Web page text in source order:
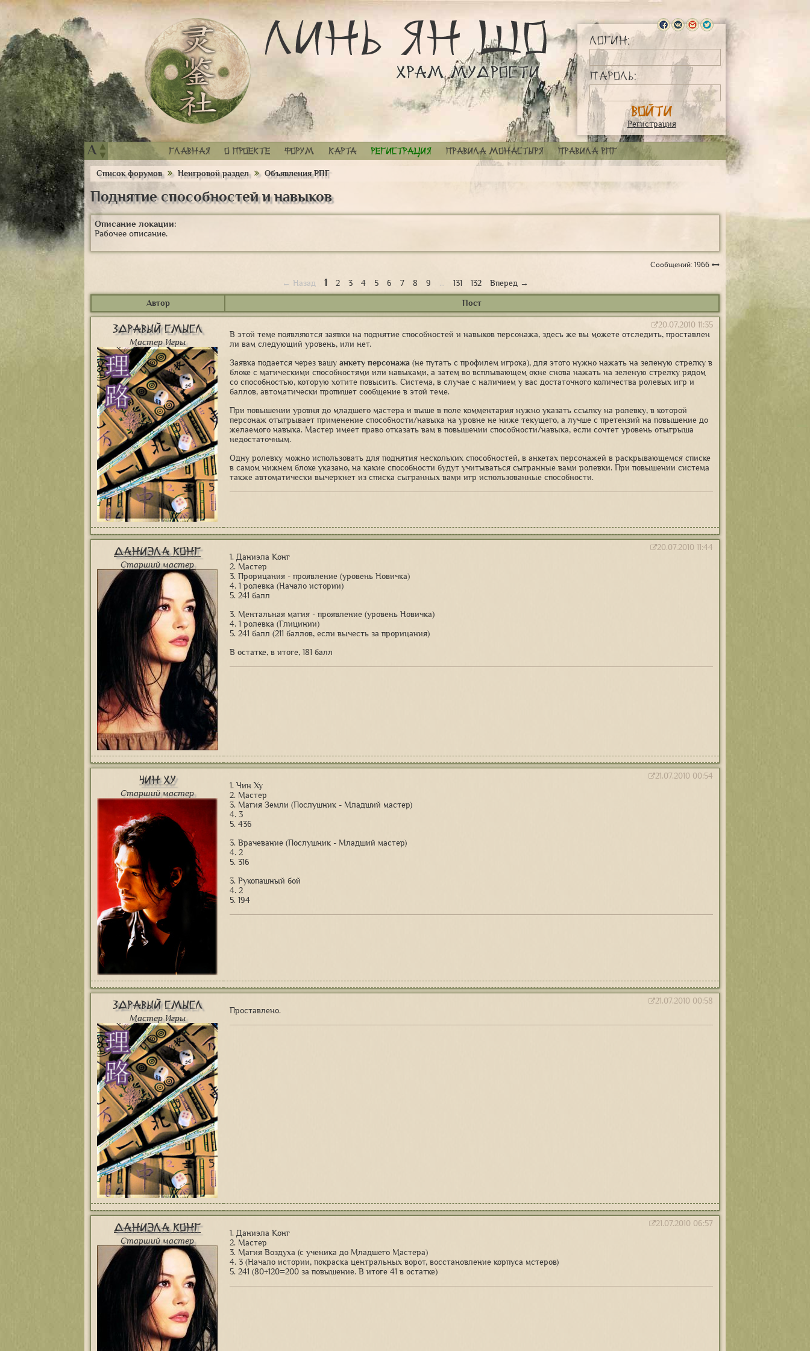
Логин:
Пароль:
Регистрация
A ▲
▼ Главная О проекте Форум Карта Регистрация Правила монастыря Правила РПГ
Список форумов Неигровой раздел Объявления РПГ
Поднятие способностей и навыков
Описание локации:
Рабочее описание.
Сообщений: 1966
← Назад 1 2 3 4 5 6 7 8 9 … 131 132 Вперед →
Автор Пост
Здравый Смысл
Мастер Игры
20.07.2010 11:35
В этой теме появляются заявки на поднятие способностей и навыков персонажа, здесь же вы можете отследить, проставлен
ли вам следующий уровень, или нет.
Заявка подается через вашу анкету персонажа (не путать с профилем игрока), для этого нужно нажать на зеленую стрелку в
блоке с магическими способностями или навыками, а затем во всплывающем окне снова нажать на зеленую стрелку рядом
со способностью, которую хотите повысить. Система, в случае с наличием у вас достаточного количества ролевых игр и
баллов, автоматически пропишет сообщение в этой теме.
При повышении уровня до младшего мастера и выше в поле комментария нужно указать ссылку на ролевку, в которой
персонаж отыгрывает применение способности/навыка на уровне не ниже текущего, а лучше с претензий на повышение до
желаемого навыка. Мастер имеет право отказать вам в повышении способности/навыка, если сочтет уровень отыгрыша
недостаточным.
Одну ролевку можно использовать для поднятия нескольких способностей, в анкетах персонажей в раскрывающемся списке
в самом нижнем блоке указано, на какие способности будут учитываться сыгранные вами ролевки. При повышении система
также автоматически вычеркнет из списка сыгранных вами игр использованные способности.
Даниэла Конг
Старший мастер
20.07.2010 11:44
1. Даниэла Конг
2. Мастер
3. Прорицания - проявление (уровень Новичка)
4. 1 ролевка (Начало истории)
5. 241 балл
3. Ментальная магия - проявление (уровень Новичка)
4. 1 ролевка (Глицинии)
5. 241 балл (211 баллов, если вычесть за прорицания)
В остатке, в итоге, 181 балл
Чин Ху
Старший мастер
21.07.2010 00:54
1. Чин Ху
2. Мастер
3. Магия Земли (Послушник - Младший мастер)
4. 3
5. 436
3. Врачевание (Послушник - Младший мастер)
4. 2
5. 316
3. Рукопашный бой
4. 2
5. 194
Здравый Смысл
Мастер Игры
21.07.2010 00:58
Проставлено.
Даниэла Конг
Старший мастер
21.07.2010 06:57
1. Даниэла Конг
2. Мастер
3. Магия Воздуха (с ученика до Младшего Мастера)
4. 3 (Начало истории, покраска центральных ворот, восстановление корпуса мстеров)
5. 241 (80+120=200 за повышение. В итоге 41 в остатке)